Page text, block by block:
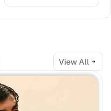
View All